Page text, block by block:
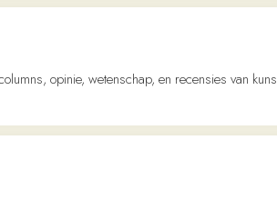
opinies, foto's, video's over politiek nieuws,